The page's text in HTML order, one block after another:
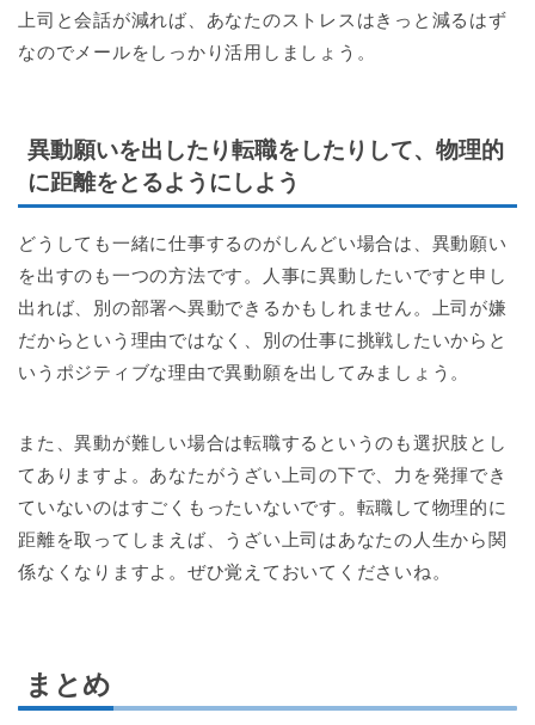
上司と会話が減れば、あなたのストレスはきっと減るはず
なのでメールをしっかり活用しましょう。
異動願いを出したり転職をしたりして、物理的
に距離をとるようにしよう
どうしても一緒に仕事するのがしんどい場合は、異動願い
を出すのも一つの方法です。人事に異動したいですと申し
出れば、別の部署へ異動できるかもしれません。上司が嫌
だからという理由ではなく、別の仕事に挑戦したいからと
いうポジティブな理由で異動願を出してみましょう。
また、異動が難しい場合は転職するというのも選択肢とし
てありますよ。あなたがうざい上司の下で、力を発揮でき
ていないのはすごくもったいないです。転職して物理的に
距離を取ってしまえば、うざい上司はあなたの人生から関
係なくなりますよ。ぜひ覚えておいてくださいね。
まとめ